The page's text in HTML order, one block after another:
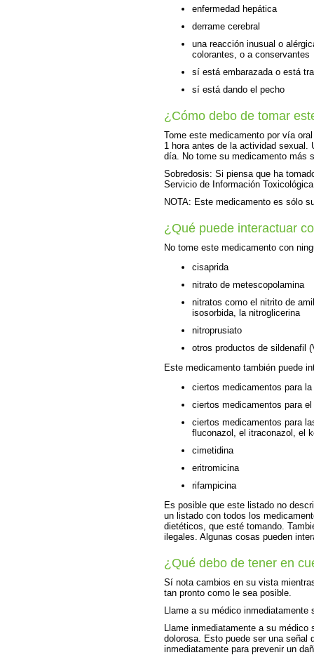
enfermedad hepática
derrame cerebral
una reacción inusual o
colorantes, o a conservantes
sí está embarazada o está
sí está dando el pecho
¿Cómo debo de tomar
Tome este medicamento por vía
1 hora antes de la actividad sexual.
día. No tome su medicamento más
Sobredosis: Si piensa que ha
Servicio de Información
NOTA: Este medicamento es sólo
¿Qué puede interactuar
No tome este medicamento con
cisaprida
nitrato de metescopolamina
nitratos como el nitrito de
isosorbida, la nitroglicerina
nitroprusiato
otros productos de sildenafil
Este medicamento también puede
ciertos medicamentos para
ciertos medicamentos para
ciertos medicamentos para
fluconazol, el itraconazol, el
cimetidina
eritromicina
rifampicina
Es posible que este listado no
un listado con todos los
dietéticos, que esté tomando.
ilegales. Algunas cosas pueden
¿Qué debo de tener en
Sí nota cambios en su vista
tan pronto como le sea posible.
Llame a su médico
Llame inmediatamente a su
dolorosa. Esto puede ser una señal
inmediatamente para prevenir un